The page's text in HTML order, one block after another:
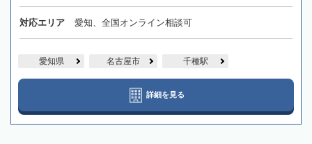
対応エリア 愛知、全国オンライン相談可
愛知県 名古屋市 千種駅
詳細を見る